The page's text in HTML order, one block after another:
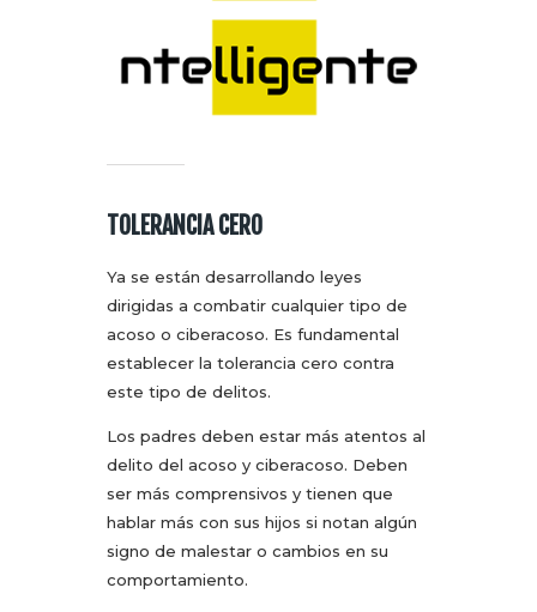
TOLERANCIA CERO
Ya se están desarrollando leyes
dirigidas a combatir cualquier tipo de
acoso o ciberacoso. Es fundamental
establecer la tolerancia cero contra
este tipo de delitos.
Los padres deben estar más atentos al
delito del acoso y ciberacoso. Deben
ser más comprensivos y tienen que
hablar más con sus hijos si notan algún
signo de malestar o cambios en su
comportamiento.